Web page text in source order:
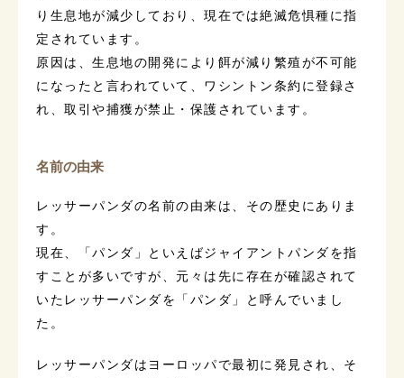
り生息地が減少しており、現在では絶滅危惧種に指
定されています。
原因は、生息地の開発により餌が減り繁殖が不可能
になったと言われていて、ワシントン条約に登録さ
れ、取引や捕獲が禁止・保護されています。
名前の由来
レッサーパンダの名前の由来は、その歴史にありま
す。
現在、「パンダ」といえばジャイアントパンダを指
すことが多いですが、元々は先に存在が確認されて
いたレッサーパンダを「パンダ」と呼んでいまし
た。
レッサーパンダはヨーロッパで最初に発見され、そ